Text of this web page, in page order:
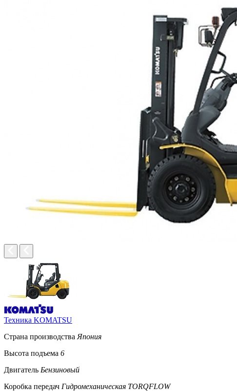
Техника KOMATSU
Страна производства Япония
Высота подъема 6
Двигатель Бензиновый
Коробка передач Гидромеханическая TORQFLOW